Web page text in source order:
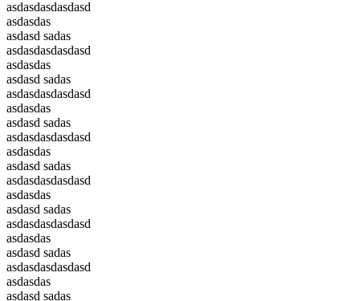
asdasdasdasdasd
asdasdas
asdasd sadas
asdasdasdasdasd
asdasdas
asdasd sadas
asdasdasdasdasd
asdasdas
asdasd sadas
asdasdasdasdasd
asdasdas
asdasd sadas
asdasdasdasdasd
asdasdas
asdasd sadas
asdasdasdasdasd
asdasdas
asdasd sadas
asdasdasdasdasd
asdasdas
asdasd sadas